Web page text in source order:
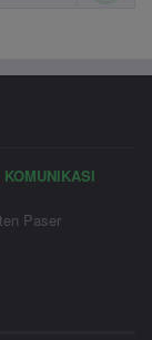
Paser